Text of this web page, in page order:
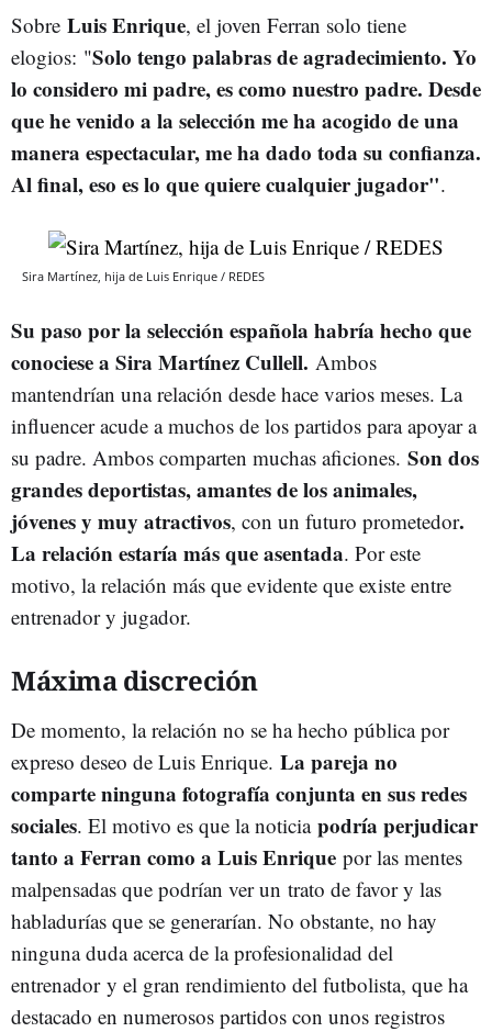
Sobre Luis Enrique, el joven Ferran solo tiene
elogios: "Solo tengo palabras de agradecimiento. Yo
lo considero mi padre, es como nuestro padre. Desde
que he venido a la selección me ha acogido de una
manera espectacular, me ha dado toda su confianza.
Al final, eso es lo que quiere cualquier jugador".
Sira Martínez, hija de Luis Enrique / REDES
Su paso por la selección española habría hecho que
conociese a Sira Martínez Cullell. Ambos
mantendrían una relación desde hace varios meses. La
influencer acude a muchos de los partidos para apoyar a
su padre. Ambos comparten muchas aficiones. Son dos
grandes deportistas, amantes de los animales,
jóvenes y muy atractivos, con un futuro prometedor.
La relación estaría más que asentada. Por este
motivo, la relación más que evidente que existe entre
entrenador y jugador.
Máxima discreción
De momento, la relación no se ha hecho pública por
expreso deseo de Luis Enrique. La pareja no
comparte ninguna fotografía conjunta en sus redes
sociales. El motivo es que la noticia podría perjudicar
tanto a Ferran como a Luis Enrique por las mentes
malpensadas que podrían ver un trato de favor y las
habladurías que se generarían. No obstante, no hay
ninguna duda acerca de la profesionalidad del
entrenador y el gran rendimiento del futbolista, que ha
destacado en numerosos partidos con unos registros